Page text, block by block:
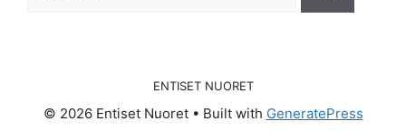
ENTISET NUORET
© 2026 Entiset Nuoret• Built with GeneratePress